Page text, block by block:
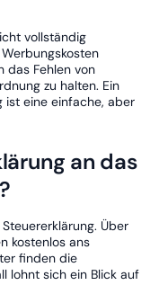
vollständig
das Fehlen von
zu halten. Ein
ist eine einfache, aber
an das
Über
kostenlos ans
finden die
lohnt sich ein Blick auf